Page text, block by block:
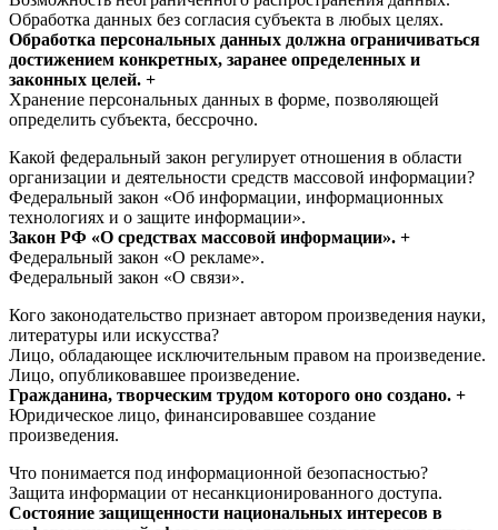
Обработка данных без согласия субъекта в любых целях.
Обработка персональных данных должна ограничиваться
достижением конкретных, заранее определенных и
законных целей. +
Хранение персональных данных в форме, позволяющей
определить субъекта, бессрочно.
Какой федеральный закон регулирует отношения в области
организации и деятельности средств массовой информации?
Федеральный закон «Об информации, информационных
технологиях и о защите информации».
Закон РФ «О средствах массовой информации». +
Федеральный закон «О рекламе».
Федеральный закон «О связи».
Кого законодательство признает автором произведения науки,
литературы или искусства?
Лицо, обладающее исключительным правом на произведение.
Лицо, опубликовавшее произведение.
Гражданина, творческим трудом которого оно создано. +
Юридическое лицо, финансировавшее создание
произведения.
Что понимается под информационной безопасностью?
Защита информации от несанкционированного доступа.
Состояние защищенности национальных интересов в